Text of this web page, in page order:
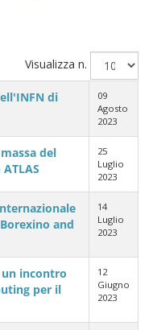
Visualizza n.
di
09
Agosto
2023
del
25
Luglio
2023
and
14
Luglio
2023
un incontro
per il
12
Giugno
2023